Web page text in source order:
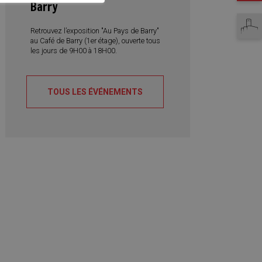
Barry
Retrouvez l’exposition "Au Pays de Barry"
au Café de Barry (1er étage), ouverte tous
les jours de 9H00 à 18H00.
TOUS LES ÉVÉNEMENTS